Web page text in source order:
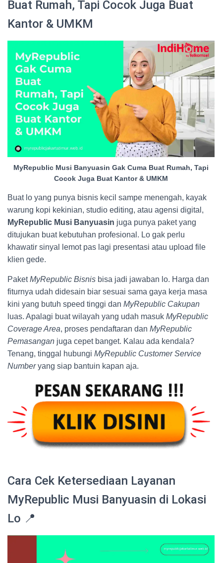
Buat Rumah, Tapi Cocok Juga Buat
Kantor & UMKM
MyRepublic Musi Banyuasin Gak Cuma Buat Rumah, Tapi
Cocok Juga Buat Kantor & UMKM
Buat lo yang punya bisnis kecil sampe menengah, kayak
warung kopi kekinian, studio editing, atau agensi digital,
MyRepublic Musi Banyuasin juga punya paket yang
ditujukan buat kebutuhan profesional. Lo gak perlu
khawatir sinyal lemot pas lagi presentasi atau upload file
klien gede.
PaketMyRepublic Bisnis bisa jadi jawaban lo. Harga dan
fiturnya udah didesain biar sesuai sama gaya kerja masa
kini yang butuh speed tinggi dan MyRepublic Cakupan
luas. Apalagi buat wilayah yang udah masuk MyRepublic
Coverage Area, proses pendaftaran dan MyRepublic
Pemasangan juga cepet banget. Kalau ada kendala?
Tenang, tinggal hubungi MyRepublic Customer Service
Numberyang siap bantuin kapan aja.
Cara Cek Ketersediaan Layanan
MyRepublic Musi Banyuasin di Lokasi
Lo 📍